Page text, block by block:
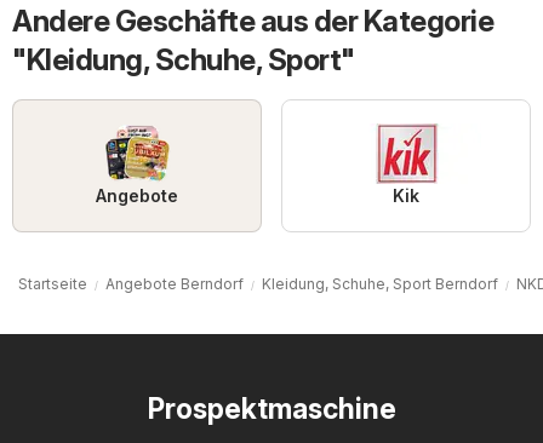
Andere Geschäfte aus der Kategorie
"Kleidung, Schuhe, Sport"
Angebote Kik
Startseite Angebote Berndorf Kleidung, Schuhe, Sport Berndorf
Prospektmaschine